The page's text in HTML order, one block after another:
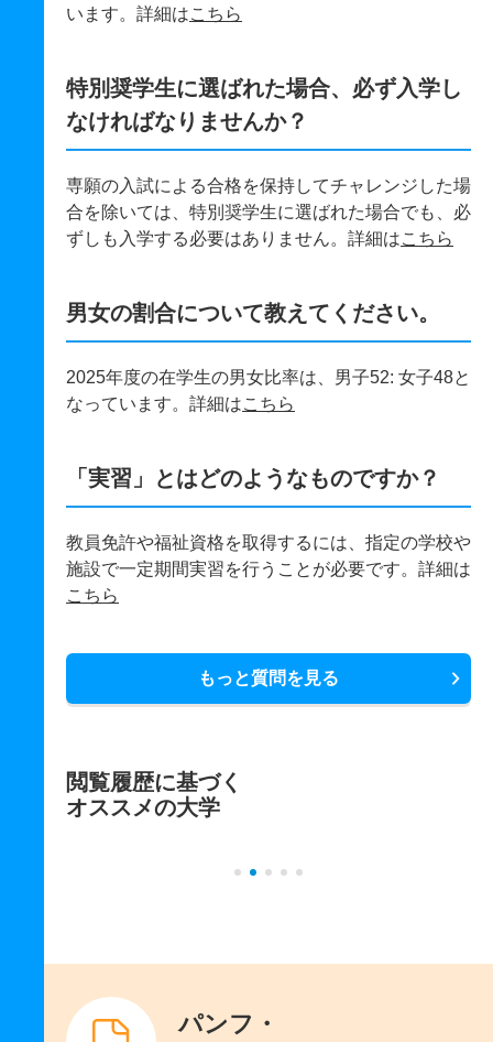
います。詳細はこちら
特別奨学生に選ばれた場合、必ず入学し
なければなりませんか？
専願の入試による合格を保持してチャレンジした場
合を除いては、特別奨学生に選ばれた場合でも、必
ずしも入学する必要はありません。詳細はこちら
男女の割合について教えてください。
2025年度の在学生の男女比率は、男子52: 女子48と
なっています。詳細はこちら
「実習」とはどのようなものですか？
教員免許や福祉資格を取得するには、指定の学校や
施設で一定期間実習を行うことが必要です。詳細は
こちら
もっと質問を見る
閲覧履歴に基づく
オススメの大学
パンフ・